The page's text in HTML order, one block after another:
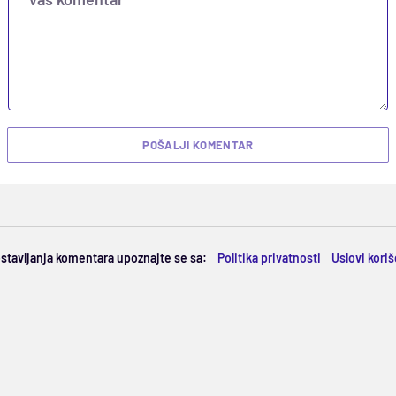
POŠALJI KOMENTAR
komentara upoznajte se sa: Politika privatnosti Uslovi